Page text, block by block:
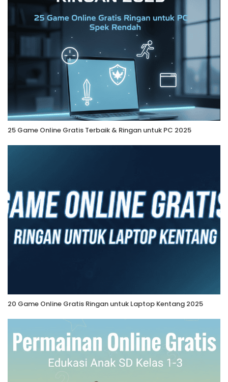
25 Game Online Gratis Terbaik & Ringan untuk PC 2025
20 Game Online Gratis Ringan untuk Laptop Kentang 2025